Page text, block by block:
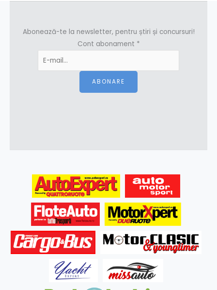
Abonează-te la newsletter, pentru știri și concursuri!
Cont abonament *
ABONARE